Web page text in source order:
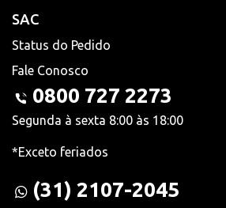
SAC
Status do Pedido
Fale Conosco
0800 727 2273
Segunda à sexta 8:00 às 18:00
*Exceto feriados
(31) 2107-2045